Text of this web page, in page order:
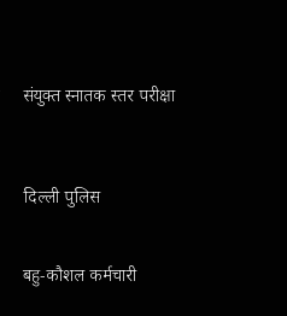
संयुक्त स्नातक स्तर परीक्षा
दिल्ली पुलिस
बहु-कौशल कर्मचारी